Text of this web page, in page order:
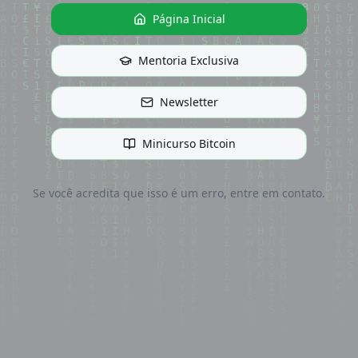
Página Inicial
Mentoria Exclusiva
Newsletter
Minicurso Bitcoin
Se você acredita que isso é um erro, entre em contato.